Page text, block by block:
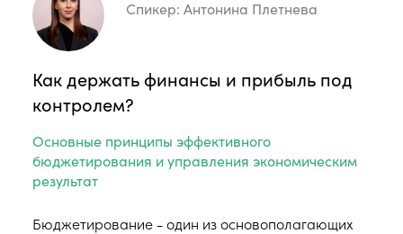
Спикер: Антонина Плетнева
Как держать финансы и прибыль под
контролем?
Основные принципы эффективного
бюджетирования и управления экономическим
результат
Бюджетирование - один из основополагающих